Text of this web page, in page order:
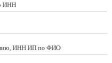
ИНН
ИНН ИП по ФИО